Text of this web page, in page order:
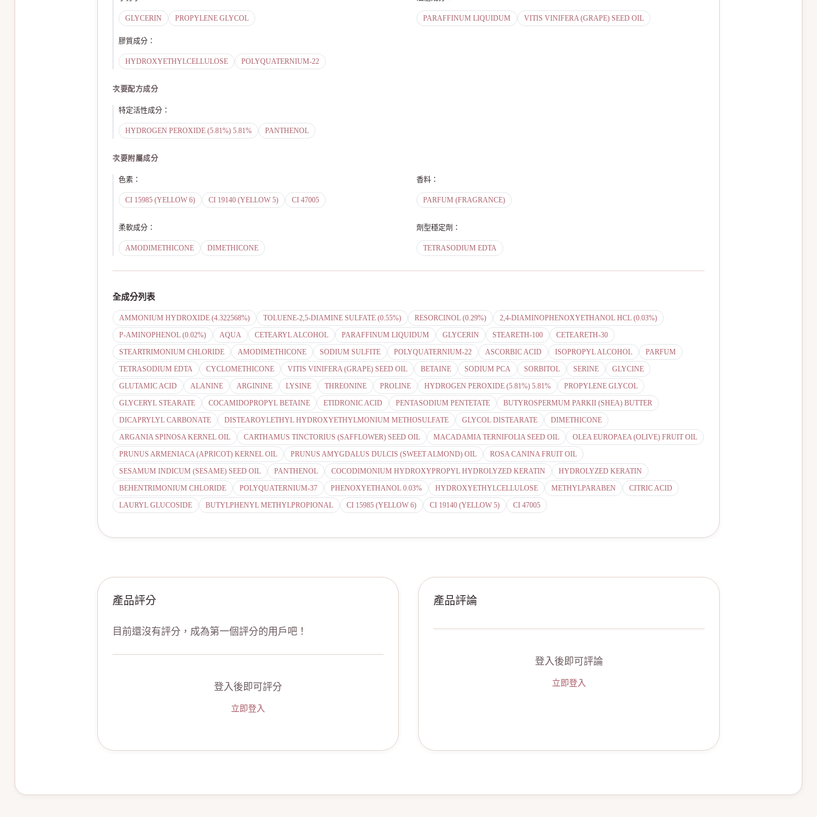
GLYCERIN PROPYLENE GLYCOL PARAFFINUM LIQUIDUM VITIS VINIFERA (GRAPE) SEED OIL
膠質成分 ：
HYDROXYETHYLCELLULOSE POLYQUATERNIUM-22
次要配方成分
特定活性成分 ：
HYDROGEN PEROXIDE (5.81%) 5.81% PANTHENOL
次要附屬成分
色素 ：
CI 15985 (YELLOW 6) CI 19140 (YELLOW 5) CI 47005
香料 ：
PARFUM (FRAGRANCE)
柔軟成分 ：
AMODIMETHICONE DIMETHICONE
劑型穩定劑 ：
TETRASODIUM EDTA
全成分列表
AMMONIUM HYDROXIDE (4.322568%) TOLUENE-2,5-DIAMINE SULFATE (0.55%) RESORCINOL (0.29%)
2,4-DIAMINOPHENOXYETHANOL HCL (0.03%)
P-AMINOPHENOL (0.02%)
AQUA CETEARYL ALCOHOL PARAFFINUM LIQUIDUM GLYCERIN STEARETH-100
CETEARETH-30
STEARTRIMONIUM CHLORIDE
AMODIMETHICONE SODIUM SULFITE POLYQUATERNIUM-22 ASCORBIC ACID ISOPROPYL ALCOHOL
PARFUM
TETRASODIUM EDTA
CYCLOMETHICONE VITIS VINIFERA (GRAPE) SEED OIL BETAINE SODIUM PCA SORBITOL SERINE
GLYCINE
GLUTAMIC ACID
ALANINE ARGININE LYSINE THREONINE PROLINE HYDROGEN PEROXIDE (5.81%) 5.81%
PROPYLENE GLYCOL
GLYCERYL STEARATE
COCAMIDOPROPYL BETAINE ETIDRONIC ACID PENTASODIUM PENTETATE
BUTYROSPERMUM PARKII (SHEA) BUTTER
DICAPRYLYL CARBONATE
DISTEAROYLETHYL HYDROXYETHYLMONIUM METHOSULFATE GLYCOL DISTEARATE
DIMETHICONE
ARGANIA SPINOSA KERNEL OIL
CARTHAMUS TINCTORIUS (SAFFLOWER) SEED OIL MACADAMIA TERNIFOLIA SEED OIL
OLEA EUROPAEA (OLIVE) FRUIT OIL
PRUNUS ARMENIACA (APRICOT) KERNEL OIL
PRUNUS AMYGDALUS DULCIS (SWEET ALMOND) OIL
ROSA CANINA FRUIT OIL
SESAMUM INDICUM (SESAME) SEED OIL
PANTHENOL COCODIMONIUM HYDROXYPROPYL HYDROLYZED KERATIN
HYDROLYZED KERATIN
BEHENTRIMONIUM CHLORIDE
POLYQUATERNIUM-37 PHENOXYETHANOL 0.03% HYDROXYETHYLCELLULOSE METHYLPARABEN
CITRIC ACID
LAURYL GLUCOSIDE
BUTYLPHENYL METHYLPROPIONAL CI 15985 (YELLOW 6) CI 19140 (YELLOW 5) CI 47005
產品評分
目前還沒有評分，成為第一個評分的用戶吧！
登入後即可評分
立即登入
產品評論
登入後即可評論
立即登入